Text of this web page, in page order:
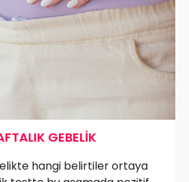
GEBELIK
hangi belirtiler ortaya